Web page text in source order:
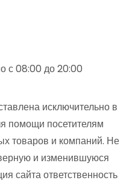
с 08:00 до 20:00
исключительно в
помощи посетителям
товаров и компаний. Не
и изменившуюся
сайта ответственность